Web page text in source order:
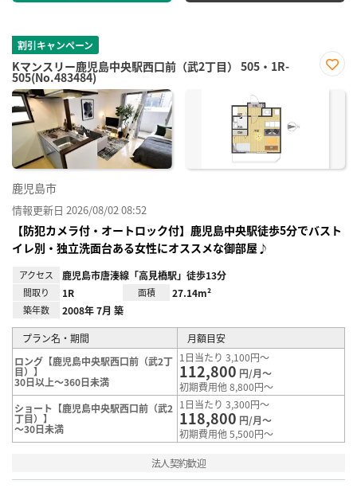
割引キャンペーン
Kマンスリー鹿児島中央駅西口前（武2丁目） 505・1R-
505(No.483484)
に入
鹿児島市
情報更新日 2026/08/02 08:52
【防犯カメラ付・オートロック付】鹿児島中央駅徒歩5分でバスト
イレ別・独立洗面台ある女性にオススメな御部屋♪
アクセス 鹿児島市唐湊線「高見橋駅」徒歩13分
間取り 1R 面積 27.14m²
築年数 2008年 7月 築
プラン名・期間
月額目安
ロング【鹿児島中央駅西口前（武2丁
目）】
30日以上～360日未満
1日当たり 3,100円～
112,800 円/月～
初期費用他 8,800円～
ショート【鹿児島中央駅西口前（武2
丁目）】
～30日未満
1日当たり 3,300円～
118,800 円/月～
初期費用他 5,500円～
法人契約歓迎